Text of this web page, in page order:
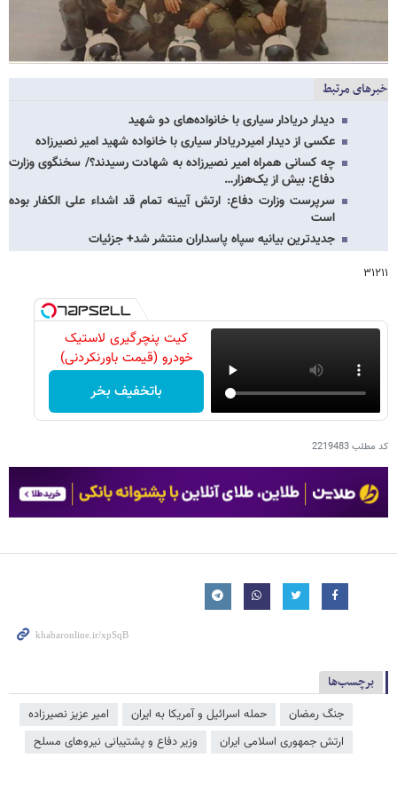
خبرهای مرتبط
دیدار دریادار سیاری با خانواده‌های دو شهید
عکسی از دیدار امیردریادار سیاری با خانواده شهید امیر نصیرزاده
چه کسانی همراه امیر نصیرزاده به شهادت رسیدند؟/ سخنگوی وزارت
دفاع: بیش از یک‌هزار…
سرپرست وزارت دفاع: ارتش آیینه تمام قد اشداء علی الکفار بوده
است
جدیدترین بیانیه سپاه پاسداران منتشر شد+ جزئیات
۳۱۲۱۱
کیت پنچرگیری لاستیک
خودرو (قیمت باورنکردنی)
باتخفیف بخر
کد مطلب2219483
برچسب‌ها
جنگ رمضان حمله اسرائیل و آمریکا به ایران
امیر عزیز نصیرزاده
ارتش جمهوری اسلامی ایران
وزیر دفاع و پشتیبانی نیروهای مسلح